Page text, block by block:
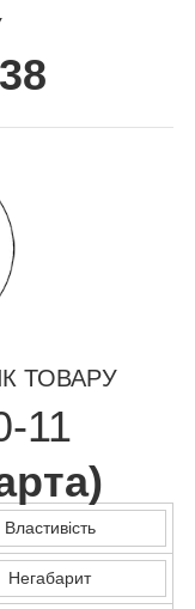
ТОВАРУ
11
)
Властивість
Негабарит